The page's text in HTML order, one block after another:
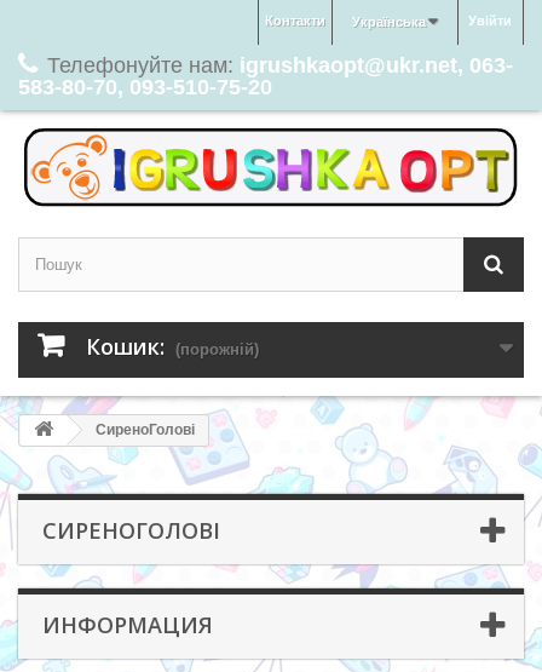
Увійти
Українська
Контакти
Телефонуйте нам: igrushkaopt@ukr.net, 063-
583-80-70, 093-510-75-20
Кошик: (порожній)
СиреноГолові
СИРЕНОГОЛОВІ
ИНФОРМАЦИЯ